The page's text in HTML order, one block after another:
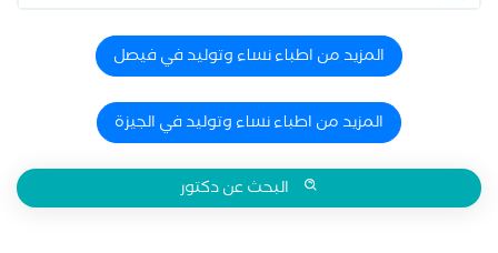
المزيد من اطباء نساء وتوليد في فيصل
المزيد من اطباء نساء وتوليد في الجيزة
البحث عن دكتور